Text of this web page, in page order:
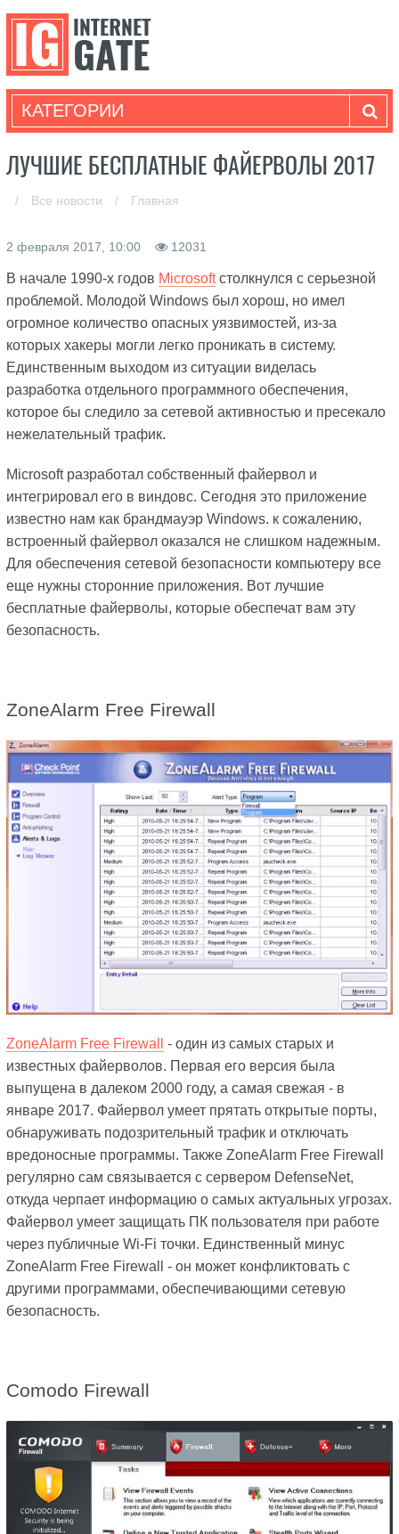
КАТЕГОРИИ
ЛУЧШИЕ БЕСПЛАТНЫЕ ФАЙЕРВОЛЫ 2017
/ Все новости / Главная
2 февраля 2017, 10:00 12031
В начале 1990-х годов Microsoftстолкнулся с серьезной
проблемой. Молодой Windows был хорош, но имел
огромное количество опасных уязвимостей, из-за
которых хакеры могли легко проникать в систему.
Единственным выходом из ситуации виделась
разработка отдельного программного обеспечения,
которое бы следило за сетевой активностью и пресекало
нежелательный трафик.
Microsoft разработал собственный файервол и
интегрировал его в виндовс. Сегодня это приложение
известно нам как брандмауэр Windows. к сожалению,
встроенный файервол оказался не слишком надежным.
Для обеспечения сетевой безопасности компьютеру все
еще нужны сторонние приложения. Вот лучшие
бесплатные файерволы, которые обеспечат вам эту
безопасность.
ZoneAlarm Free Firewall
ZoneAlarm Free Firewall
- один из самых старых и
известных файерволов. Первая его версия была
выпущена в далеком 2000 году, а самая свежая - в
январе 2017. Файервол умеет прятать открытые порты,
обнаруживать подозрительный трафик и отключать
вредоносные программы. Также ZoneAlarm Free Firewall
регулярно сам связывается с сервером DefenseNet,
откуда черпает информацию о самых актуальных угрозах.
Файервол умеет защищать ПК пользователя при работе
через публичные Wi-Fi точки. Единственный минус
ZoneAlarm Free Firewall - он может конфликтовать с
другими программами, обеспечивающими сетевую
безопасность.
Comodo Firewall